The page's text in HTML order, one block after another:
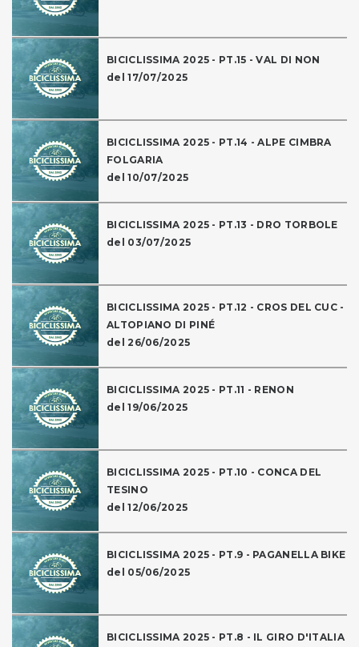
BICICLISSIMA 2025 - PT.15 - VAL DI NON
del 17/07/2025
BICICLISSIMA 2025 - PT.14 - ALPE CIMBRA
FOLGARIA
del 10/07/2025
BICICLISSIMA 2025 - PT.13 - DRO TORBOLE
del 03/07/2025
BICICLISSIMA 2025 - PT.12 - CROS DEL CUC -
ALTOPIANO DI PINÉ
del 26/06/2025
BICICLISSIMA 2025 - PT.11 - RENON
del 19/06/2025
BICICLISSIMA 2025 - PT.10 - CONCA DEL
TESINO
del 12/06/2025
BICICLISSIMA 2025 - PT.9 - PAGANELLA BIKE
del 05/06/2025
BICICLISSIMA 2025 - PT.8 - IL GIRO D'ITALIA